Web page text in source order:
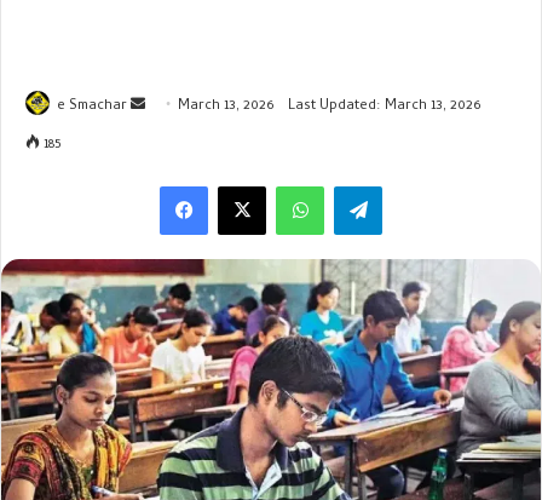
e Smachar
Send March 13, 2026
Last Updated: March 13, 2026
185
WhatsAppTelegram